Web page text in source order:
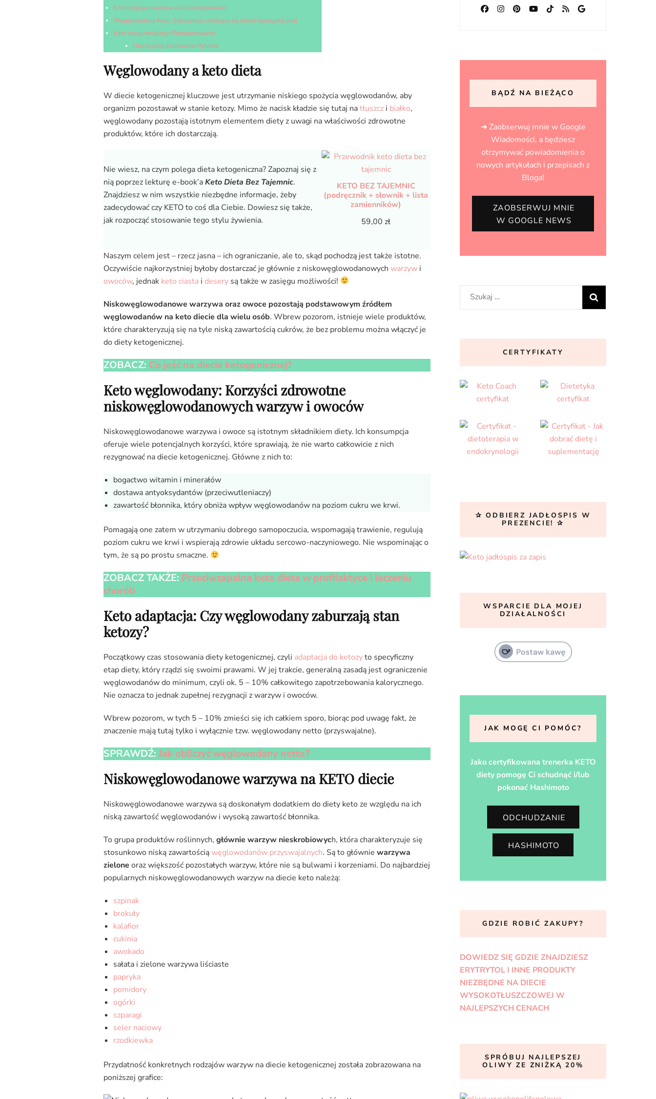
Konsumpcja owoców a insulinooporność
Węglowodany keto: Substancje słodzące na diecie ketogenicznej
Keto węglowodany: Podsumowanie
Najczęściej Zadawane Pytania
Węglowodany a keto dieta
W diecie ketogenicznej kluczowe jest utrzymanie niskiego spożycia węglowodanów, aby
organizm pozostawał w stanie ketozy. Mimo że nacisk kładzie się tutaj natłuszcz i białko,
węglowodany pozostają istotnym elementem diety z uwagi na właściwości zdrowotne
produktów, które ich dostarczają.
Nie wiesz, na czym polega dieta ketogeniczna? Zapoznaj się z
nią poprzez lekturę e-book’aKeto Dieta Bez Tajemnic.
Znajdziesz w nim wszystkie niezbędne informacje, żeby
zadecydować czy KETO to coś dla Ciebie. Dowiesz się także,
jak rozpocząć stosowanie tego stylu żywienia.
KETO BEZ TAJEMNIC
(podręcznik + słownik + lista
zamienników)
59,00zł
Naszym celem jest – rzecz jasna – ich ograniczanie, ale to, skąd pochodzą jest także istotne.
Oczywiście najkorzystniej byłoby dostarczać je głównie z niskowęglowodanowych warzyw i
owoców, jednak keto ciasta i desery są także w zasięgu możliwości!
Niskowęglowodanowe warzywa oraz owoce pozostają podstawowym źródłem
węglowodanów na keto diecie dla wielu osób. Wbrew pozorom, istnieje wiele produktów,
które charakteryzują się na tyle niską zawartością cukrów, że bez problemu można włączyć je
do diety ketogenicznej.
ZOBACZ: Co jeść na diecie ketogenicznej?
Keto węglowodany: Korzyści zdrowotne
niskowęglowodanowych warzyw i owoców
Niskowęglowodanowe warzywa i owoce są istotnym składnikiem diety. Ich konsumpcja
oferuje wiele potencjalnych korzyści, które sprawiają, że nie warto całkowicie z nich
rezygnować na diecie ketogenicznej. Główne z nich to:
bogactwo witamin i minerałów
dostawa antyoksydantów (przeciwutleniaczy)
zawartość błonnika, który obniża wpływ węglowodanów na poziom cukru we krwi.
Pomagają one zatem w utrzymaniu dobrego samopoczucia, wspomagają trawienie, regulują
poziom cukru we krwi i wspierają zdrowie układu sercowo-naczyniowego. Nie wspominając o
tym, że są po prostu smaczne.
ZOBACZ TAKŻE: Przeciwzapalna keto dieta w profilaktyce i leczeniu
chorób
Keto adaptacja: Czy węglowodany zaburzają stan
ketozy?
Początkowy czas stosowania diety ketogenicznej, czyli adaptacja do ketozyto specyficzny
etap diety, który rządzi się swoimi prawami. W jej trakcie, generalną zasadą jest ograniczenie
węglowodanów do minimum, czyli ok. 5 – 10% całkowitego zapotrzebowania kalorycznego.
Nie oznacza to jednak zupełnej rezygnacji z warzyw i owoców.
Wbrew pozorom, w tych 5 – 10% zmieści się ich całkiem sporo, biorąc pod uwagę fakt, że
znaczenie mają tutaj tylko i wyłącznie tzw. węglowodany netto (przyswajalne).
SPRAWDŹ: Jak obliczyć węglowodany netto?
Niskowęglowodanowe warzywa na KETO diecie
Niskowęglowodanowe warzywa są doskonałym dodatkiem do diety keto ze względu na ich
niską zawartość węglowodanów i wysoką zawartość błonnika.
To grupa produktów roślinnych, głównie warzyw nieskrobiowych, która charakteryzuje się
stosunkowo niską zawartościąwęglowodanów przyswajalnych. Są to głównie warzywa
zielone oraz większość pozostałych warzyw, które nie są bulwami i korzeniami. Do najbardziej
popularnych niskowęglowodanowych warzyw na diecie keto należą:
szpinak
brokuły
kalafior
cukinia
awokado
sałata i zielone warzywa liściaste
papryka
pomidory
ogórki
szparagi
seler naciowy
rzodkiewka
Przydatność konkretnych rodzajów warzyw na diecie ketogenicznej została zobrazowana na
poniższej grafice:
BĄDŹ NA BIEŻĄCO
➜ Zaobserwuj mnie w Google
Wiadomości, a będziesz
otrzymywać powiadomienia o
nowych artykułach i przepisach z
Bloga!
ZAOBSERWUJ MNIE
W GOOGLE NEWS
Szukaj:
CERTYFIKATY
✰ ODBIERZ JADŁOSPIS W
PREZENCIE! ✰
WSPARCIE DLA MOJEJ
DZIAŁALNOŚCI
JAK MOGĘ CI POMÓC?
Jako certyfikowana trenerka KETO
diety pomogę Ci schudnąć i/lub
pokonać Hashimoto
ODCHUDZANIE
HASHIMOTO
GDZIE ROBIĆ ZAKUPY?
DOWIEDZ SIĘ GDZIE ZNAJDZIESZ
ERYTRYTOL I INNE PRODUKTY
NIEZBĘDNE NA DIECIE
WYSOKOTŁUSZCZOWEJ W
NAJLEPSZYCH CENACH
SPRÓBUJ NAJLEPSZEJ
OLIWY ZE ZNIŻKĄ 20%